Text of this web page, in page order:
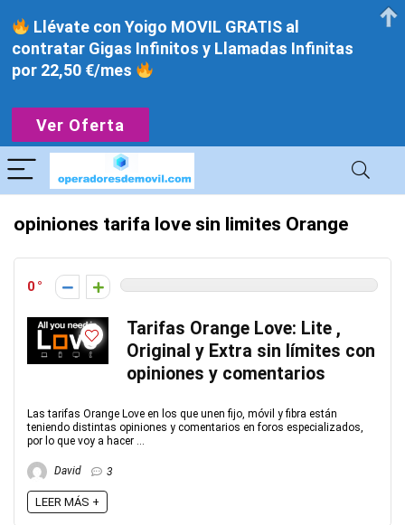
opiniones tarifa love sin limites Orange
0
Tarifas Orange Love: Lite ,
Original y Extra sin límites con
opiniones y comentarios
Las tarifas Orange Love en los que unen fijo, móvil y fibra están
teniendo distintas opiniones y comentarios en foros especializados,
por lo que voy a hacer ...
David 3
LEER MÁS +
Llévate con Yoigo MOVIL GRATIS al
contratar Gigas Infinitos y Llamadas Infinitas
por 22,50 €/mes
Ver Oferta